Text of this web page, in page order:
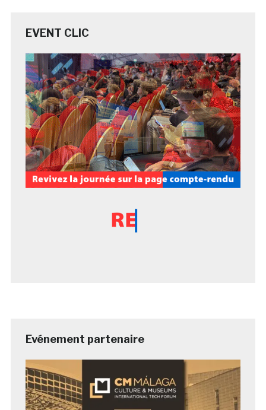
EVENT CLIC
Evénement partenaire